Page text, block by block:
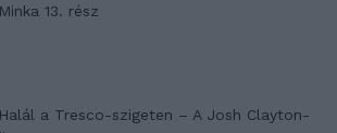
Minka 13. rész
Halál a Tresco-szigeten – A Josh Clayton-